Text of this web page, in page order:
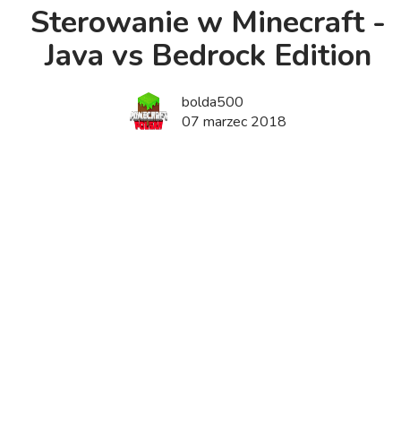
Sterowanie w Minecraft -
Java vs Bedrock Edition
bolda500
07 marzec 2018